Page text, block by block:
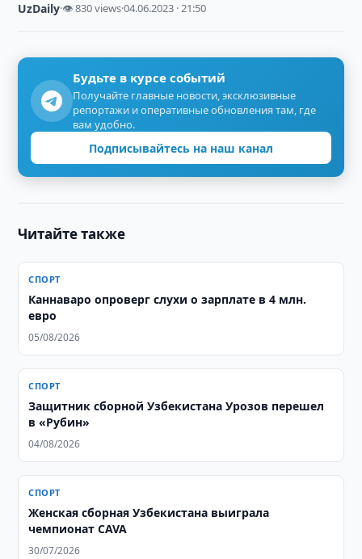
UzDaily·👁 830 views·04.06.2023 · 21:50
Будьте в курсе событий
Получайте главные новости, эксклюзивные
репортажи и оперативные обновления там, где
вам удобно.
Подписывайтесь на наш канал
Читайте также
СПОРТ
Каннаваро опроверг слухи о зарплате в 4 млн.
евро
05/08/2026
СПОРТ
Защитник сборной Узбекистана Урозов перешел
в «Рубин»
04/08/2026
СПОРТ
Женская сборная Узбекистана выиграла
чемпионат CAVA
30/07/2026